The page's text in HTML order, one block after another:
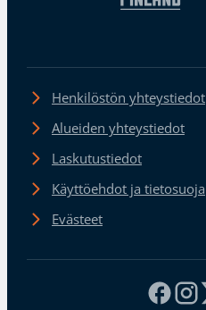
Henkilöstön yhteystiedot
Alueiden yhteystiedot
Laskutustiedot
Käyttöehdot ja tietosuoja
Evästeet